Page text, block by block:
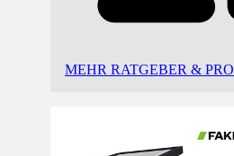
MEHR RATGEBER &